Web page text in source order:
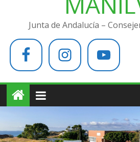
Junta de Andalucía –